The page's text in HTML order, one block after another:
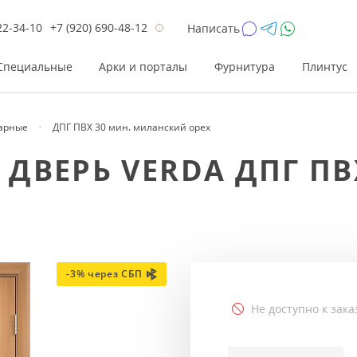
34-10 +7 (920) 690-48-12 Написать
до 26 200Р
до 17 800Р
Арки и порталы Фурнитура Плинтус
ДПГ ПВХ 30 мин. миланский орех
VERDA ДПГ
-3% через СБП
Не доступно к